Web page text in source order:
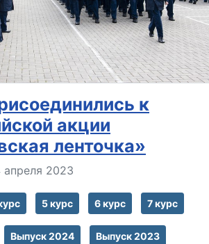
к
акции
ленточка»
2023
5 курс 6 курс 7 курс
Выпуск 2024 Выпуск 2023